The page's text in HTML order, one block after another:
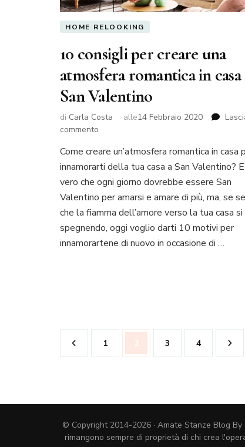
HOME RELOOKING
10 consigli per creare una
atmosfera romantica in casa
San Valentino
di Carla Costa alle14 Febbraio 2020
commento
consigli
per
creare
atmosfera
romantica
in
casa
Come creare un’atmosfera romantica in casa
innamorarti della tua casa a San Valentino? E’
vero che ogni giorno dovrebbe essere San
Valentino per amarsi e amare di più, ma, se
che la fiamma dell’amore verso la tua casa
spegnendo, oggi voglio darti 10 motivi per
innamorartene di nuovo in occasione di …
Paginazione
degli
Pagina
1 Pagina
2 Pagina
3 Pagina
4
© Copyright 2014-2026 · Amate Stanze Blog
rimangono sempre di proprietà di chi crea